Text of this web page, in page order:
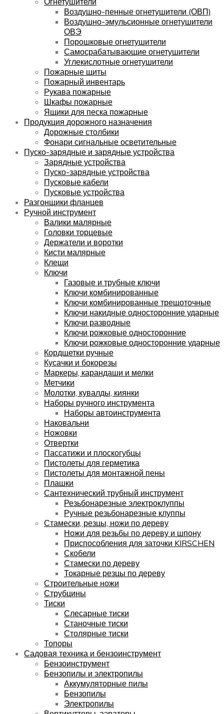
Воздушно-пенные огнетушители (ОВП)
Воздушно-эмульсионные огнетушители
ОВЭ
Порошковые огнетушители
Самосрабатывающие огнетушители
Углекислотные огнетушители
Пожарные щиты
Пожарный инвентарь
Рукава пожарные
Шкафы пожарные
Ящики для песка пожарные
Продукция дорожного назначения
Дорожные столбики
Фонари сигнальные осветительные
Пуско-зарядные и зарядные устройства
Зарядные устройства
Пуско-зарядные устройства
Пусковые кабели
Пусковые устройства
Разгонщики фланцев
Ручной инструмент
Валики малярные
Головки торцевые
Держатели и воротки
Кисти малярные
Клещи
Ключи
Газовые и трубные ключи
Ключи комбинированные
Ключи комбинированные трещоточные
Ключи накидные односторонние ударные
Ключи разводные
Ключи рожковые односторонние
Ключи рожковые односторонние ударные
Кордщетки ручные
Кусачки и бокорезы
Маркеры, карандаши и мелки
Метчики
Молотки, кувалды, киянки
Наборы ручного инструмента
Наборы автоинструмента
Наковальни
Ножовки
Отвертки
Пассатижи и плоскогубцы
Пистолеты для герметика
Пистолеты для монтажной пены
Плашки
Сантехнический трубный инструмент
Резьбонарезные электроклуппы
Ручные резьбонарезные клуппы
Стамески, резцы, ножи по дереву
Ножи для резьбы по дереву и шпону
Приспособления для заточки KIRSCHEN
Скобели
Стамески по дереву
Токарные резцы по дереву
Строительные ножи
Струбцины
Тиски
Слесарные тиски
Станочные тиски
Столярные тиски
Топоры
Садовая техника и бензоинструмент
Бензоинструмент
Бензопилы и электропилы
Аккумуляторные пилы
Бензопилы
Электропилы